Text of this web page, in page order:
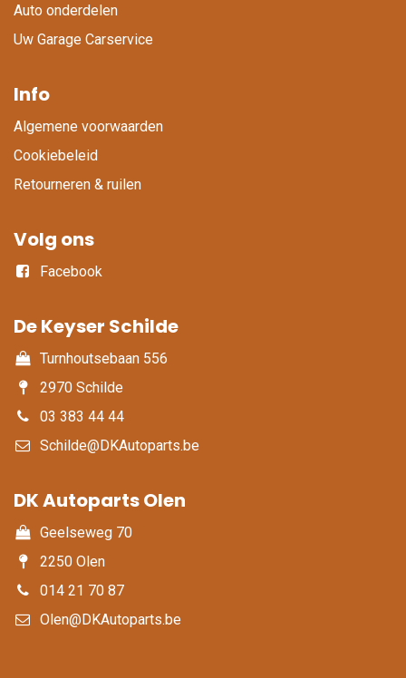
Auto onderdelen
Uw Garage Carservice
Info
Algemene voorwaarden
Cookiebeleid
Retourneren & ruilen
Volg ons
Facebook
De Keyser Schilde
Turnhoutsebaan 556
2970 Schilde
03 383 44 44
Schilde@DKAutoparts.be
DK Autoparts Olen​
Geelseweg 70
2250 Olen
014 21 70 87
Olen@DKAutoparts.be